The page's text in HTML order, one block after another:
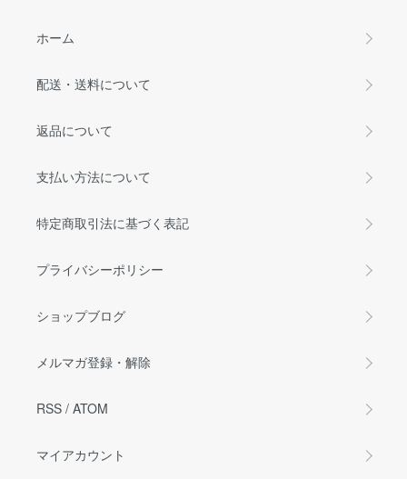
ホーム
配送・送料について
返品について
支払い方法について
特定商取引法に基づく表記
プライバシーポリシー
ショップブログ
メルマガ登録・解除
RSS / ATOM
マイアカウント